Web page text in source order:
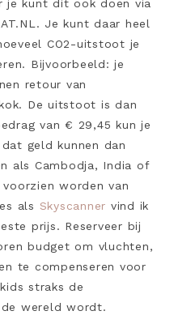
je kunt dit ook doen via
Je kunt daar heel
CO2-uitstoot je
Bijvoorbeeld: je
retour van
De uitstoot is dan
van € 29,45 kun je
geld kunnen dan
als Cambodja, India of
worden van
als Skyscanner vind ik
prijs. Reserveer bij
budget om vluchten,
te compenseren voor
straks de
wereld wordt.